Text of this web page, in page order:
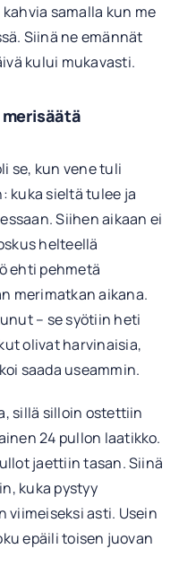
samalla kun me
Siinä ne emännät
kului mukavasti.
se, kun vene tuli
kuka sieltä tulee ja
Siihen aikaan ei
helteellä
ehti pehmetä
merimatkan aikana.
– se syötiin heti
olivat harvinaisia,
saada useammin.
sillä silloin ostettiin
24 pullon laatikko.
jaettiin tasan. Siinä
kuka pystyy
viimeiseksi asti. Usein
epäili toisen juovan